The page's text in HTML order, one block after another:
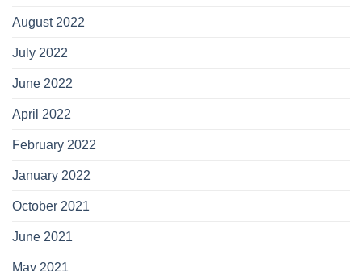
August 2022
July 2022
June 2022
April 2022
February 2022
January 2022
October 2021
June 2021
May 2021